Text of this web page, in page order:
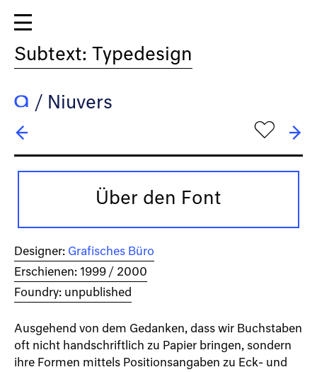
Subtext: Typedesign
/ Niuvers
→ ocr-t
h
Über den Font
Designer: Grafisches Büro
Erschienen: 1999 / 2000
Foundry: unpublished
Ausgehend von dem Gedanken, dass wir Buchstaben
oft nicht handschriftlich zu Papier bringen, sondern
ihre Formen mittels Positionsangaben zu Eck- und